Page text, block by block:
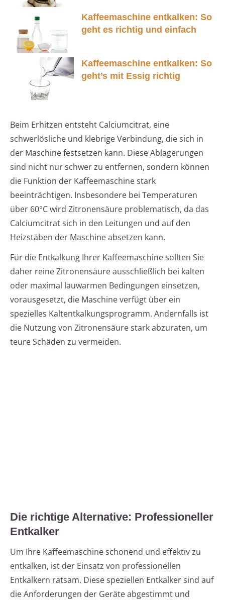
Kaffeemaschine entkalken: So
geht es richtig und einfach
Kaffeemaschine entkalken: So
geht’s mit Essig richtig
Beim Erhitzen entsteht Calciumcitrat, eine
schwerlösliche und klebrige Verbindung, die sich in
der Maschine festsetzen kann. Diese Ablagerungen
sind nicht nur schwer zu entfernen, sondern können
die Funktion der Kaffeemaschine stark
beeinträchtigen. Insbesondere bei Temperaturen
über 60°C wird Zitronensäure problematisch, da das
Calciumcitrat sich in den Leitungen und auf den
Heizstäben der Maschine absetzen kann.
Für die Entkalkung Ihrer Kaffeemaschine sollten Sie
daher reine Zitronensäure ausschließlich bei kalten
oder maximal lauwarmen Bedingungen einsetzen,
vorausgesetzt, die Maschine verfügt über ein
spezielles Kaltentkalkungsprogramm. Andernfalls ist
die Nutzung von Zitronensäure stark abzuraten, um
teure Schäden zu vermeiden.
Die richtige Alternative: Professioneller
Entkalker
Um Ihre Kaffeemaschine schonend und effektiv zu
entkalken, ist der Einsatz von professionellen
Entkalkern ratsam. Diese speziellen Entkalker sind auf
die Anforderungen der Geräte abgestimmt und